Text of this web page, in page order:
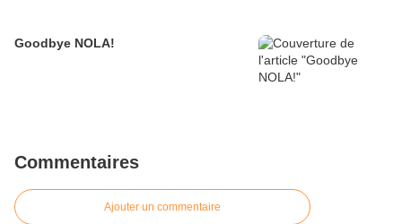
Goodbye NOLA!
Commentaires
Ajouter un commentaire